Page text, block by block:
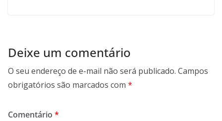
Deixe um comentário
O seu endereço de e-mail não será publicado. Campos
obrigatórios são marcados com *
Comentário *